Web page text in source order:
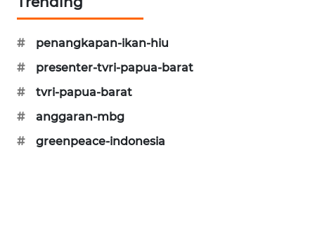
#
penangkapan-ikan-hiu
#
presenter-tvri-papua-barat
#
tvri-papua-barat
#
anggaran-mbg
#
greenpeace-indonesia
NEWS
FISUELRI
ID
NEWS